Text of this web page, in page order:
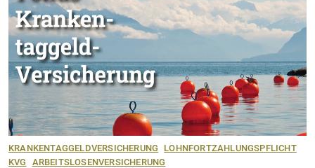
KRANKENTAGGELDVERSICHERUNG
LOHNFORTZAHLUNGSPFLICHT
KVG
ARBEITSLOSENVERSICHERUNG